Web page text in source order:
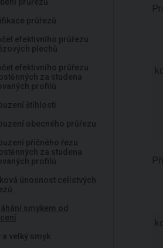
průřezů
efektivního průřezu
plechů
efektivního průřezu
za studena
profilů
štíhlosti
obecného průřezu
příčného řezu
za studena
profilů
únosnost celistvých
smykem od
a velký smyk